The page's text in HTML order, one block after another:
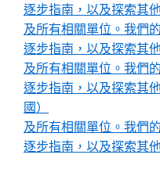
逐步指南，以及探索其
及所有相關單位。我們
逐步指南，以及探索其
及所有相關單位。我們
逐步指南，以及探索其
國）
及所有相關單位。我們
逐步指南，以及探索其